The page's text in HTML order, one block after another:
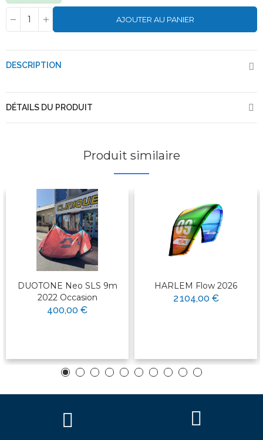
AJOUTER AU PANIER
DESCRIPTION
DÉTAILS DU PRODUIT
Produit similaire
DUOTONE Neo SLS 9m
2022 Occasion
400,00 €
HARLEM Flow 2026
2 104,00 €